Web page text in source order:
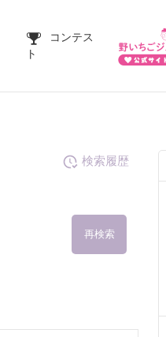
コンテス
ト
再検索
を含む
検索履歴